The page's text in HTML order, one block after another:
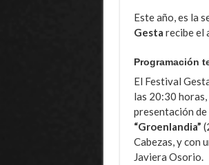
Este año, es la
Gesta recibe el
Programación
El Festival
las 20:30 horas,
presentación
“Groenlandia”
Cabezas, y con
Javiera Osorio.